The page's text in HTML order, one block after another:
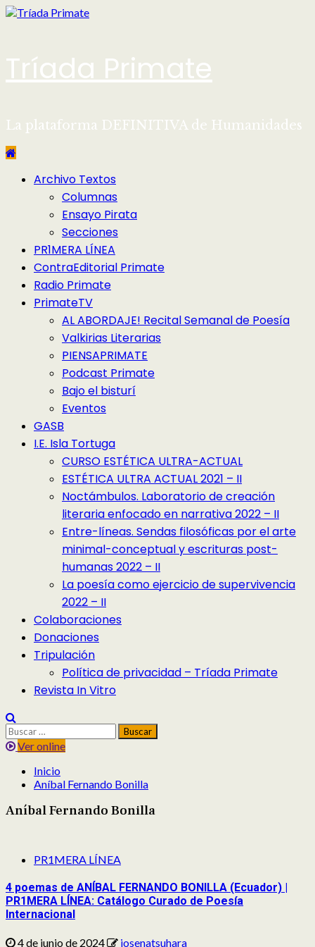
Saltar
Tríada Primate
La plataforma DEFINITIVA de Humanidades
Menú Archivo Textos
Columnas
Ensayo Pirata
Secciones
PR1MERA LÍNEA
ContraEditorial Primate
Radio Primate
PrimateTV
AL ABORDAJE! Recital Semanal de Poesía
Valkirias Literarias
PIENSAPRIMATE
Podcast Primate
Bajo el bisturí
Eventos
GASB
I.E. Isla Tortuga
CURSO ESTÉTICA ULTRA-ACTUAL
ESTÉTICA ULTRA ACTUAL 2021 – II
Noctámbulos. Laboratorio de creación
literaria enfocado en narrativa 2022 – II
Entre-líneas. Sendas filosóficas por el arte
minimal-conceptual y escrituras post-
humanas 2022 – II
La poesía como ejercicio de supervivencia
2022 – II
Colaboraciones
Donaciones
Tripulación
Política de privacidad – Tríada Primate
Revista In Vitro
Buscar:
Ver online
Inicio
Aníbal Fernando Bonilla
Aníbal Fernando Bonilla
PR1MERA LÍNEA
4 poemas de ANÍBAL FERNANDO BONILLA (Ecuador) |
PR1MERA LÍNEA: Catálogo Curado de Poesía
Internacional
4 de junio de 2024 josenatsuhara